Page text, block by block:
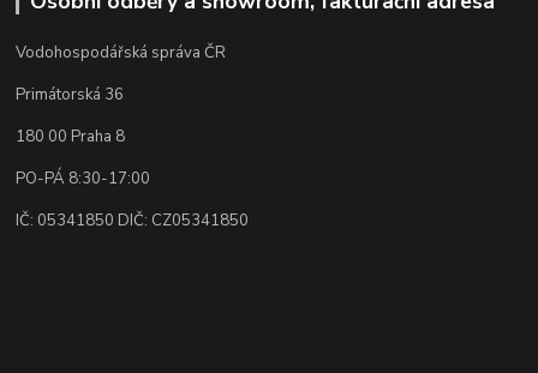
Vodohospodářská správa ČR
Primátorská 36
180 00 Praha 8
PO-PÁ 8:30-17:00
IČ: 05341850 DIČ: CZ05341850